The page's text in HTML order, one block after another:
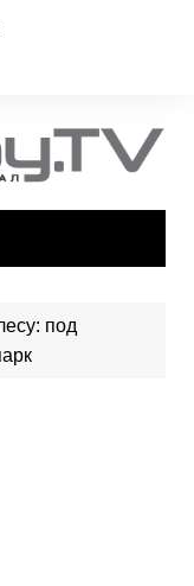
под